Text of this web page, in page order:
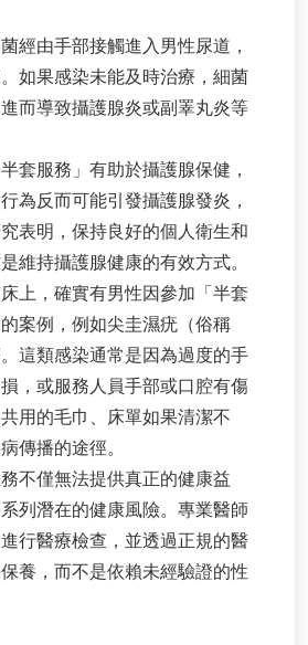
經由手部接觸進入男性尿道，
如果感染未能及時治療，細菌
而導致攝護腺炎或副睪丸炎等
套服務」有助於攝護腺保健，
為反而可能引發攝護腺發炎，
表明，保持良好的個人衛生和
維持攝護腺健康的有效方式。
上，確實有男性因參加「半套
案例，例如尖圭濕疣（俗稱
。這類感染通常是因為過度的手
，或服務人員手部或口腔有傷
用的毛巾、床單如果清潔不
傳播的途徑。
不僅無法提供真正的健康益
列潛在的健康風險。專業醫師
行醫療檢查，並透過正規的醫
養，而不是依賴未經驗證的性